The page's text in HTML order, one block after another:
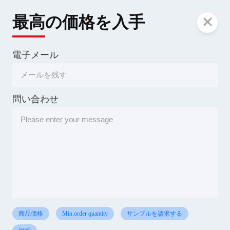
最高の価格を入手
電子メール
問い合わせ
商品価格 Min.order quantity サンプルを請求する